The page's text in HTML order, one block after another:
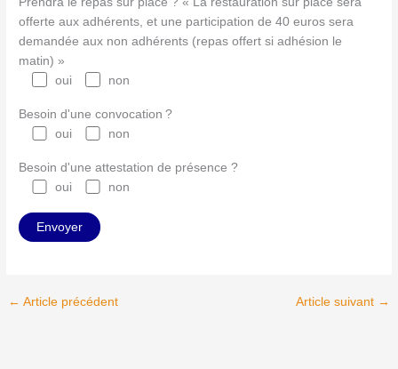
offerte aux adhérents, et une participation de 40 euros sera
demandée aux non adhérents (repas offert si adhésion le
matin) »
oui
non
Besoin d'une convocation ?
oui
non
Besoin d'une attestation de présence ?
oui
non
← Article précédent Article suivant →